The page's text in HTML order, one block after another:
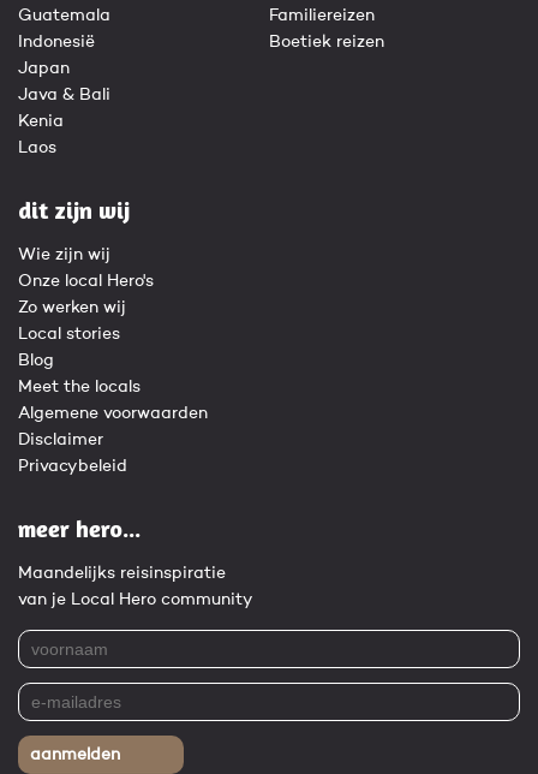
Guatemala
Indonesië
Japan
Java & Bali
Kenia
Laos
Familiereizen
Boetiek reizen
dit zijn wij
Wie zijn wij
Onze local Hero's
Zo werken wij
Local stories
Blog
Meet the locals
Algemene voorwaarden
Disclaimer
Privacybeleid
meer hero...
Maandelijks reisinspiratie
van je Local Hero community
aanmelden